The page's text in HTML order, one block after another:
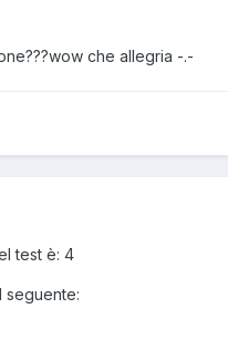
che allegria -.-
test è: 4
seguente: